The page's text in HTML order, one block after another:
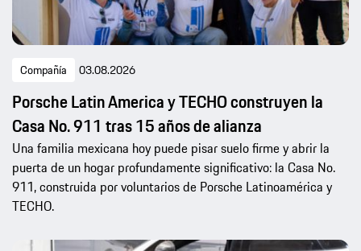
Compañía 03.08.2026
Porsche Latin America y TECHO construyen la
Casa No. 911 tras 15 años de alianza
Una familia mexicana hoy puede pisar suelo firme y abrir la
puerta de un hogar profundamente significativo: la Casa No.
911, construida por voluntarios de Porsche Latinoamérica y
TECHO.